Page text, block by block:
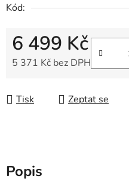
Kód:
6 499 Kč
5 371 Kč bez DPH
Tisk Zeptat se
Popis